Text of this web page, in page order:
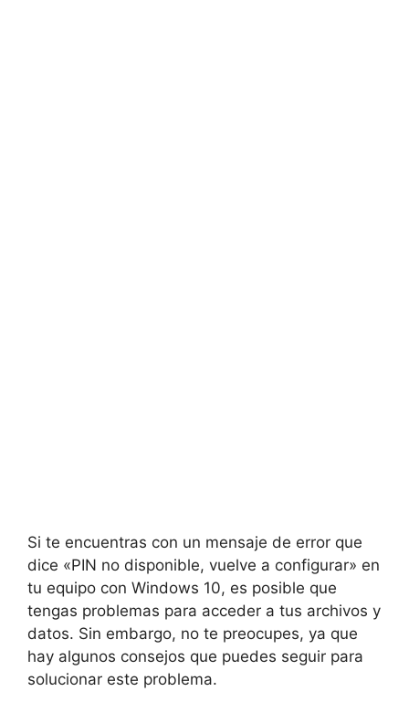
Si te encuentras con un mensaje de error que
dice «PIN no disponible, vuelve a configurar» en
tu equipo con Windows 10, es posible que
tengas problemas para acceder a tus archivos y
datos. Sin embargo, no te preocupes, ya que
hay algunos consejos que puedes seguir para
solucionar este problema.